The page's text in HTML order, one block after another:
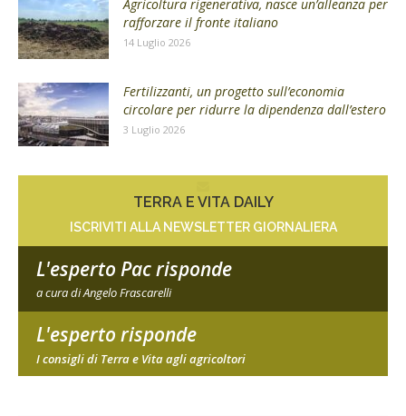
Agricoltura rigenerativa, nasce un’alleanza per
rafforzare il fronte italiano
14 Luglio 2026
Fertilizzanti, un progetto sull’economia
circolare per ridurre la dipendenza dall’estero
3 Luglio 2026
TERRA E VITA DAILY
ISCRIVITI ALLA NEWSLETTER GIORNALIERA
L'esperto Pac risponde
a cura di Angelo Frascarelli
L'esperto risponde
I consigli di Terra e Vita agli agricoltori